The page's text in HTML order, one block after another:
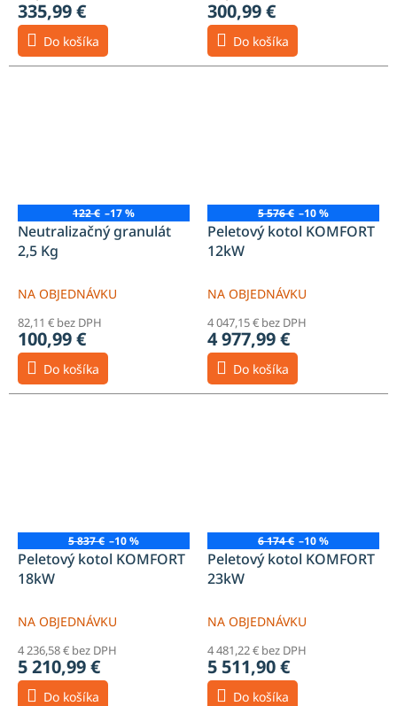
335,99 €
Do košíka
300,99 €
Do košíka
122 € –17 %
Neutralizačný granulát
2,5 Kg
NA OBJEDNÁVKU
82,11 € bez DPH
100,99 €
Do košíka
5 576 € –10 %
Peletový kotol KOMFORT
12kW
NA OBJEDNÁVKU
4 047,15 € bez DPH
4 977,99 €
Do košíka
5 837 € –10 %
Peletový kotol KOMFORT
18kW
NA OBJEDNÁVKU
4 236,58 € bez DPH
5 210,99 €
Do košíka
6 174 € –10 %
Peletový kotol KOMFORT
23kW
NA OBJEDNÁVKU
4 481,22 € bez DPH
5 511,90 €
Do košíka